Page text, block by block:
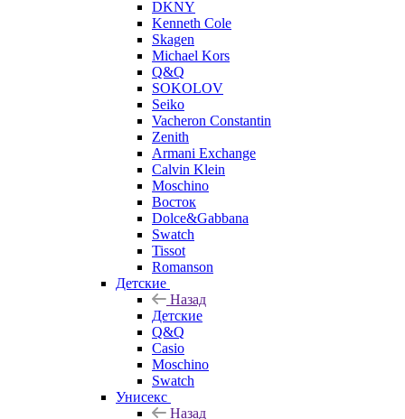
DKNY
Kenneth Cole
Skagen
Michael Kors
Q&Q
SOKOLOV
Seiko
Vacheron Constantin
Zenith
Armani Exchange
Calvin Klein
Moschino
Восток
Dolce&Gabbana
Swatch
Tissot
Romanson
Детские
Назад
Детские
Q&Q
Casio
Moschino
Swatch
Унисекс
Назад